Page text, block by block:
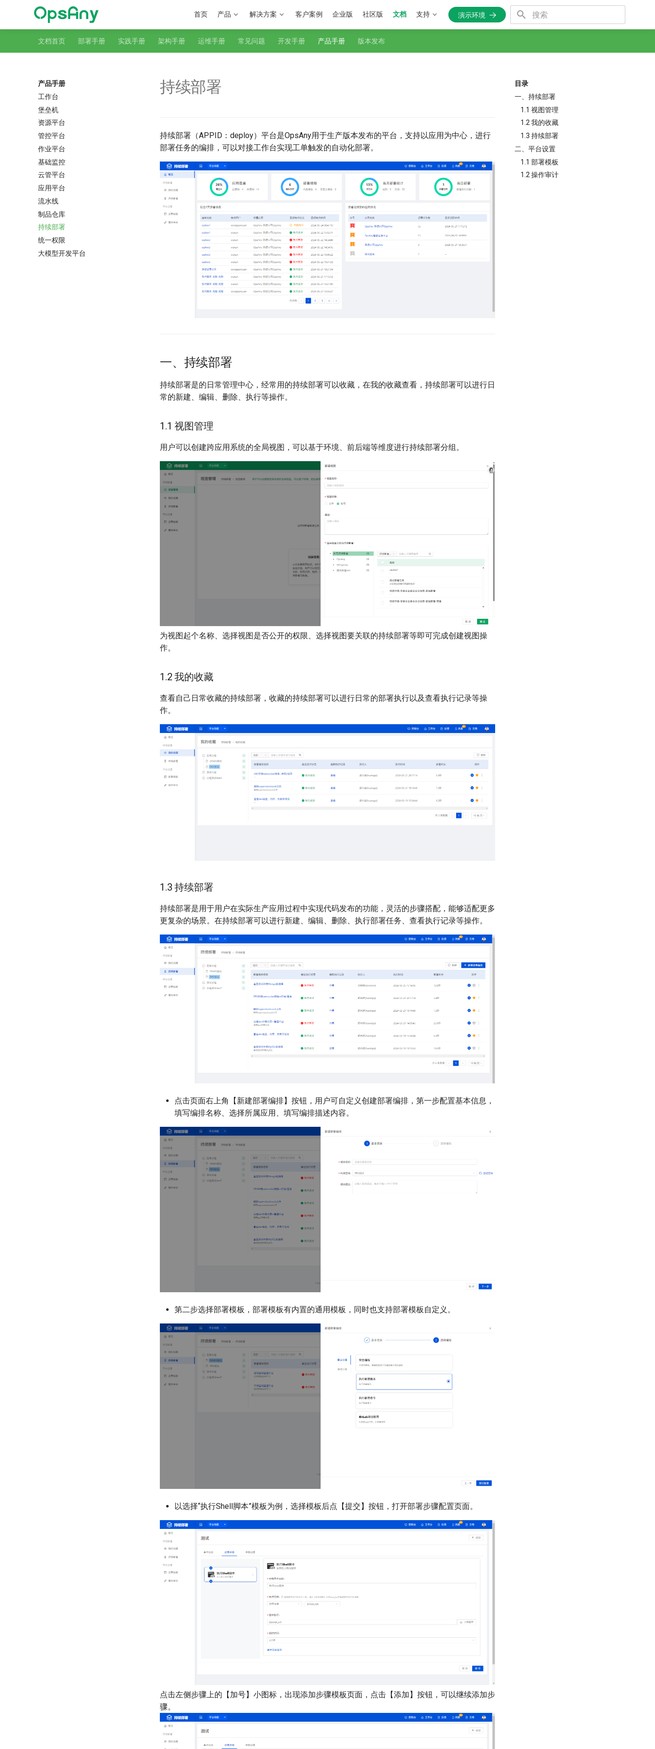
首页 产品 解决方案 客户案例 企业版 社区版 文档 支持 演示环境
文档首页 部署手册 实践手册 架构手册 运维手册 常见问题 开发手册 产品手册 版本发布
产品手册
工作台
堡垒机
资源平台
管控平台
作业平台
基础监控
云管平台
应用平台
流水线
制品仓库
持续部署
统一权限
大模型开发平台
目录
一、持续部署
1.1 视图管理
1.2 我的收藏
1.3 持续部署
二、平台设置
1.1 部署模板
1.2 操作审计
持续部署
持续部署（APPID：deploy）平台是OpsAny用于生产版本发布的平台，支持以应用为中心，进行
部署任务的编排，可以对接工作台实现工单触发的自动化部署。
一、持续部署
持续部署是的日常管理中心，经常用的持续部署可以收藏，在我的收藏查看，持续部署可以进行日
常的新建、编辑、删除、执行等操作。
1.1 视图管理
用户可以创建跨应用系统的全局视图，可以基于环境、前后端等维度进行持续部署分组。
为视图起个名称、选择视图是否公开的权限、选择视图要关联的持续部署等即可完成创建视图操
作。
1.2 我的收藏
查看自己日常收藏的持续部署，收藏的持续部署可以进行日常的部署执行以及查看执行记录等操
作。
1.3 持续部署
持续部署是用于用户在实际生产应用过程中实现代码发布的功能，灵活的步骤搭配，能够适配更多
更复杂的场景。在持续部署可以进行新建、编辑、删除、执行部署任务、查看执行记录等操作。
点击页面右上角【新建部署编排】按钮，用户可自定义创建部署编排，第一步配置基本信息，
填写编排名称、选择所属应用、填写编排描述内容。
第二步选择部署模板，部署模板有内置的通用模板，同时也支持部署模板自定义。
以选择“执行Shell脚本”模板为例，选择模板后点【提交】按钮，打开部署步骤配置页面。
点击左侧步骤上的【加号】小图标，出现添加步骤模板页面，点击【添加】按钮，可以继续添加步
骤。